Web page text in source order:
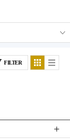
FILTER
톤퀘